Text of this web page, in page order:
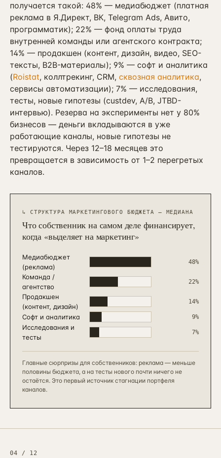
получается такой: 48% — медиабюджет (платная
реклама в Я.Директ, ВК, Telegram Ads, Авито,
программатик); 22% — фонд оплаты труда
внутренней команды или агентского контракта;
14% — продакшен (контент, дизайн, видео, SEO-
тексты, B2B-материалы); 9% — софт и аналитика
(Roistat, коллтрекинг, CRM, сквозная аналитика,
сервисы автоматизации); 7% — исследования,
тесты, новые гипотезы (custdev, A/B, JTBD-
интервью). Резерва на эксперименты нет у 80%
бизнесов — деньги вкладываются в уже
работающие каналы, новые гипотезы не
тестируются. Через 12–18 месяцев это
превращается в зависимость от 1–2 перегретых
каналов.
↳ СТРУКТУРА МАРКЕТИНГОВОГО БЮДЖЕТА — МЕДИАНА
Что собственник на самом деле финансирует,
когда «выделяет на маркетинг»
Медиабюджет
(реклама)
48%
Команда /
агентство
22%
Продакшен
(контент, дизайн)
14%
Софт и аналитика 9%
Исследования и
тесты
7%
Главные сюрпризы для собственников: реклама — меньше
половины бюджета, а на тесты нового почти ничего не
остаётся. Это первый источник стагнации портфеля
каналов.
04 / 12